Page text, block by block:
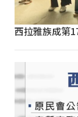
西拉雅族成第